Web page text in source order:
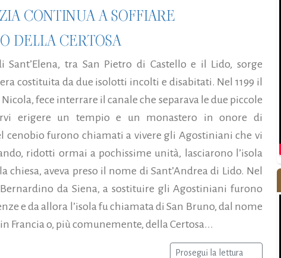
CONTINUA A SOFFIARE
DELLA CERTOSA
Sant’Elena, tra San Pietro di Castello e il Lido, sorge
costituita da due isolotti incolti e disabitati. Nel 1199 il
fece interrare il canale che separava le due piccole
erigere un tempio e un monastero in onore di
cenobio furono chiamati a vivere gli Agostiniani che vi
ridotti ormai a pochissime unità, lasciarono l’isola
chiesa, aveva preso il nome di Sant’Andrea di Lido. Nel
da Siena, a sostituire gli Agostiniani furono
e da allora l’isola fu chiamata di San Bruno, dal nome
Francia o, più comunemente, della Certosa...
Prosegui la lettura